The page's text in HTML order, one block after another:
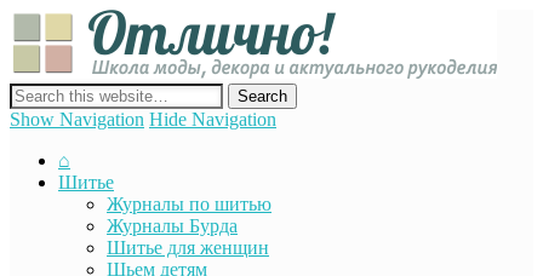
сайт о декоре, дизайне и моде, вязании, шитье и других видах
рукоделия
Show Navigation Hide Navigation
⌂
Шитье
Журналы по шитью
Журналы Бурда
Шитье для женщин
Шьем детям